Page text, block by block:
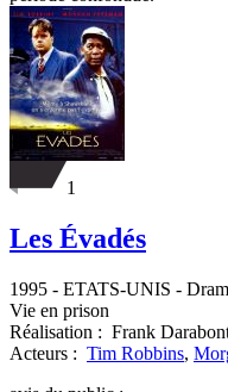
1
Les Évadés
1995 - ETATS-UNIS -
Vie en prison
Réalisation : Frank
Acteurs : Tim Robbins,